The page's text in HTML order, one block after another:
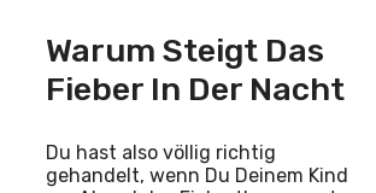
Warum Steigt Das
Fieber In Der Nacht
Du hast also völlig richtig
gehandelt, wenn Du Deinem Kind